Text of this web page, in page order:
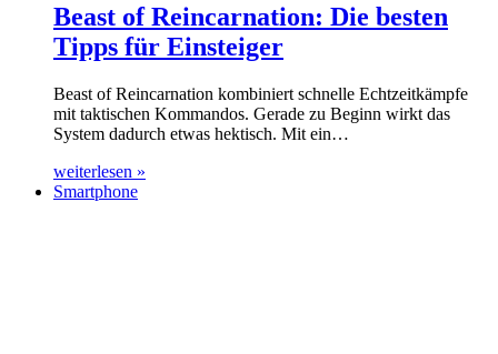
Beast of Reincarnation: Die besten
Tipps für Einsteiger
Beast of Reincarnation kombiniert schnelle Echtzeitkämpfe
mit taktischen Kommandos. Gerade zu Beginn wirkt das
System dadurch etwas hektisch. Mit ein…
weiterlesen »
Smartphone